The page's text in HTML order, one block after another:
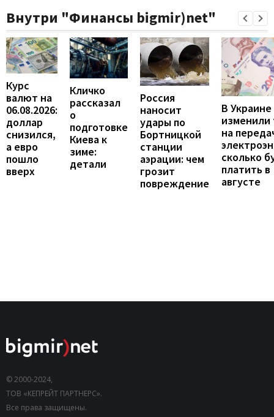
Внутри "Финансы bigmir)net"
Курс
валют на
06.08.2026:
доллар
снизился,
а евро
пошло
вверх
Кличко
рассказал
о
подготовке
Киева к
зиме:
детали
Россия
наносит
удары по
Бортницкой
станции
аэрации: чем
грозит
повреждение
В Украине
на
сколько
платить в
августе
© 2000-2024,
ТОВ «КЕПРЕЙТ ПАРТНЕРС».
Все права защищены.